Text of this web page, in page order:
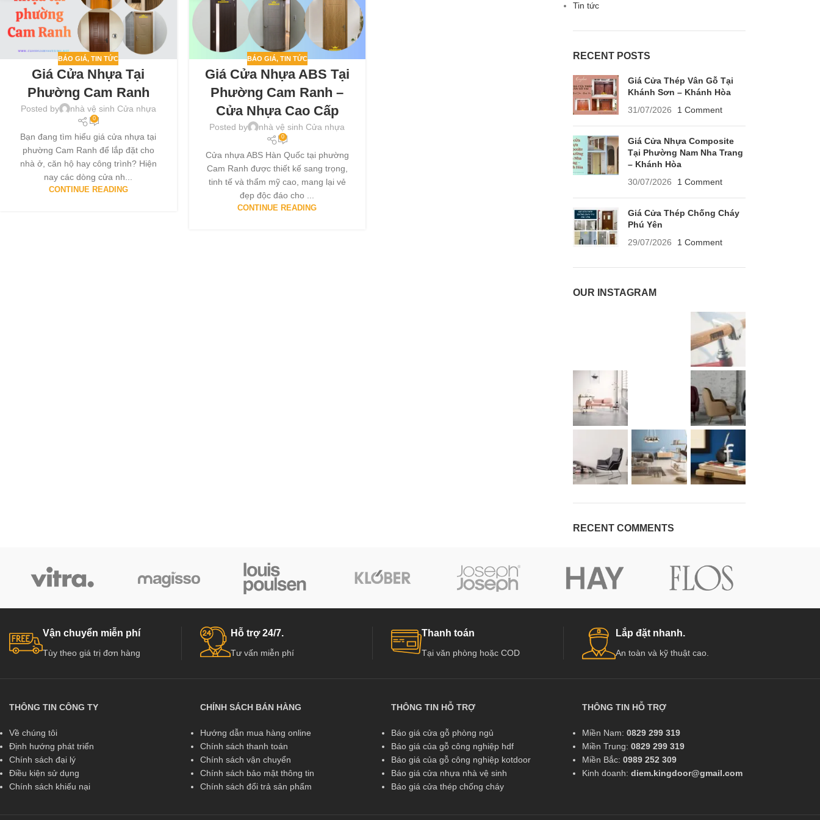
BÁO GIÁ,TIN TỨC
Giá Cửa Nhựa Tại
Phường Cam Ranh
Posted by nhà vệ sinh Cửa nhựa
0
Bạn đang tìm hiểu giá cửa nhựa tại
phường Cam Ranh để lắp đặt cho
nhà ở, căn hộ hay công trình? Hiện
nay các dòng cửa nh...
CONTINUE READING
BÁO GIÁ, TIN TỨC
Giá Cửa Nhựa ABS Tại
Phường Cam Ranh –
Cửa Nhựa Cao Cấp
Posted by nhà vệ sinh Cửa nhựa
0
Cửa nhựa ABS Hàn Quốc tại phường
Cam Ranh được thiết kế sang trọng,
tinh tế và thẩm mỹ cao, mang lại vẻ
đẹp độc đáo cho ...
CONTINUE READING
Tin tức
RECENT POSTS
Giá Cửa Thép Vân Gỗ Tại
Khánh Sơn – Khánh Hòa
31/07/2026
1 Comment
Giá Cửa Nhựa Composite
Tại Phường Nam Nha Trang
– Khánh Hòa
30/07/2026
1 Comment
Giá Cửa Thép Chống Cháy
Phú Yên
29/07/2026
1 Comment
OUR INSTAGRAM
RECENT COMMENTS
Vận chuyển miễn phí
Tùy theo giá trị đơn hàng
Hỗ trợ 24/7.
Tư vấn miễn phí
Thanh toán
Tại văn phòng hoặc COD
Lắp đặt nhanh.
An toàn và kỹ thuật cao.
THÔNG TIN CÔNG TY
Về chúng tôi
Định hướng phát triển
Chính sách đại lý
Điều kiện sử dụng
Chính sách khiếu nại
CHÍNH SÁCH BÁN HÀNG
Hướng dẫn mua hàng online
Chính sách thanh toán
Chính sách vận chuyển
Chính sách bảo mật thông tin
Chính sách đổi trả sản phẩm
THÔNG TIN HỖ TRỢ
Báo giá cửa gỗ phòng ngủ
Báo giá của gỗ công nghiệp hdf
Báo giá của gỗ công nghiệp kotdoor
Báo giá cửa nhựa nhà vệ sinh
Báo giá cửa thép chống cháy
THÔNG TIN HỖ TRỢ
Miền Nam: 0829 299 319
Miền Trung: 0829 299 319
Miền Bắc: 0989 252 309
Kinh doanh: diem.kingdoor@gmail.com